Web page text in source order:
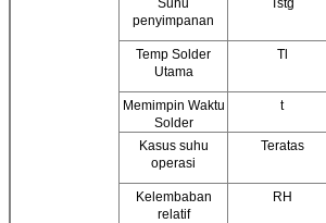
Suhu
penyimpanan
Tstg
Temp Solder
Utama
Tl
Memimpin Waktu
Solder
t
Kasus suhu
operasi
Teratas
Kelembaban
relatif
RH